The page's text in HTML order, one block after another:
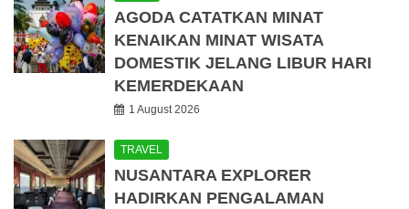
AGODA CATATKAN MINAT
KENAIKAN MINAT WISATA
DOMESTIK JELANG LIBUR HARI
KEMERDEKAAN
1 August 2026
TRAVEL
NUSANTARA EXPLORER
HADIRKAN PENGALAMAN